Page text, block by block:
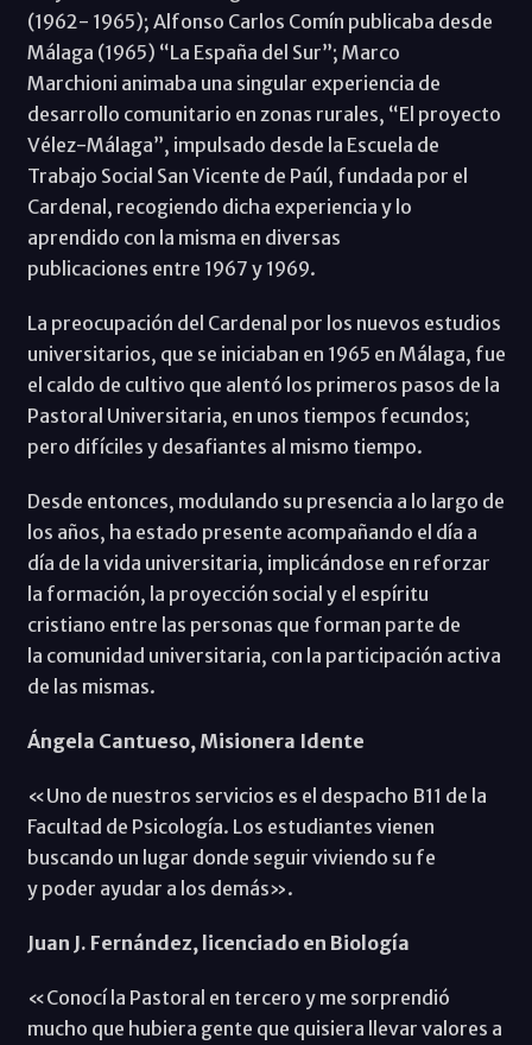
(1962- 1965); Alfonso Carlos Comín publicaba desde
Málaga (1965) “La España del Sur”; Marco
Marchioni animaba una singular experiencia de
desarrollo comunitario en zonas rurales, “El proyecto
Vélez-Málaga”, impulsado desde la Escuela de
Trabajo Social San Vicente de Paúl, fundada por el
Cardenal, recogiendo dicha experiencia y lo
aprendido con la misma en diversas
publicaciones entre 1967 y 1969.
La preocupación del Cardenal por los nuevos estudios
universitarios, que se iniciaban en 1965 en Málaga, fue
el caldo de cultivo que alentó los primeros pasos de la
Pastoral Universitaria, en unos tiempos fecundos;
pero difíciles y desafiantes al mismo tiempo.
Desde entonces, modulando su presencia a lo largo de
los años, ha estado presente acompañando el día a
día de la vida universitaria, implicándose en reforzar
la formación, la proyección social y el espíritu
cristiano entre las personas que forman parte de
la comunidad universitaria, con la participación activa
de las mismas.
Ángela Cantueso, Misionera Idente
«Uno de nuestros servicios es el despacho B11 de la
Facultad de Psicología. Los estudiantes vienen
buscando un lugar donde seguir viviendo su fe
y poder ayudar a los demás».
Juan J. Fernández, licenciado en Biología
«Conocí la Pastoral en tercero y me sorprendió
mucho que hubiera gente que quisiera llevar valores a